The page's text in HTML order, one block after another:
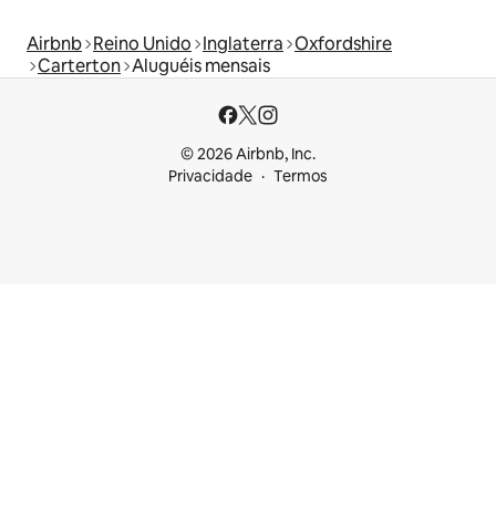
Airbnb Reino Unido Inglaterra Oxfordshire
Carterton Aluguéis mensais
© 2026 Airbnb, Inc.
Privacidade
Termos